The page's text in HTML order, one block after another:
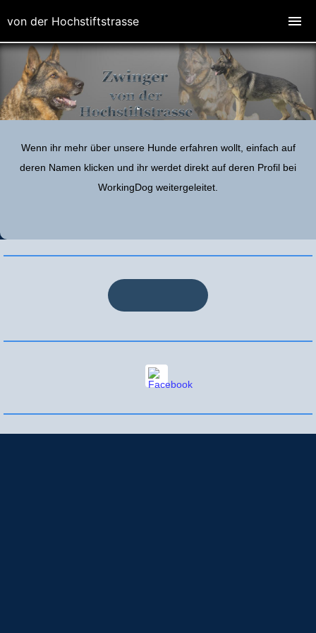
Wenn ihr mehr über unsere Hunde erfahren wollt, einfach auf
deren Namen klicken und ihr werdet direkt auf deren Profil bei
WorkingDog weitergeleitet.
von der Hochstiftstrasse